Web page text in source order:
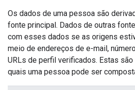
Os dados de uma pessoa são
fonte principal. Dados de outras
com esses dados se as origens
meio de endereços de e-mail,
URLs de perfil verificados. Estas
quais uma pessoa pode ser